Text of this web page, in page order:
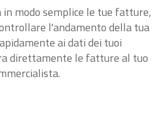
in modo semplice le tue fatture,
l'andamento della tua
ai dati dei tuoi
direttamente le fatture al tuo